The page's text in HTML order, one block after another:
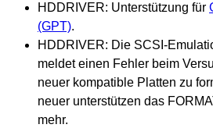
HDDRIVER: Unterstützung für
(GPT).
HDDRIVER: Die SCSI-
meldet einen Fehler beim
neuer kompatible Platten zu
neuer unterstützen das
mehr.